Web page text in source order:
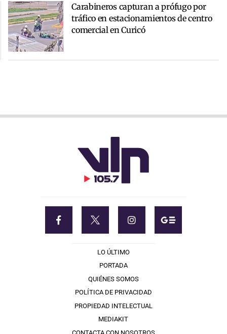
Carabineros capturan a prófugo por
tráfico en estacionamientos de centro
comercial en Curicó
LO ÚLTIMO
PORTADA
QUIÉNES SOMOS
POLÍTICA DE PRIVACIDAD
PROPIEDAD INTELECTUAL
MEDIAKIT